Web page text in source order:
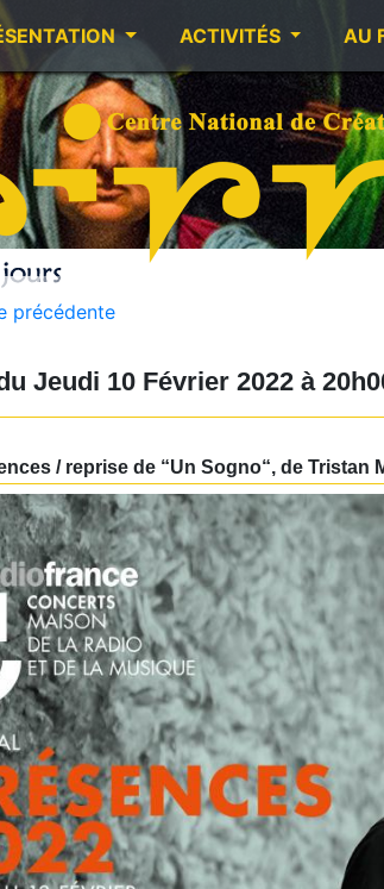
ACTIVITÉS AU
précédente
Jeudi 10 Février 2022 à
/ reprise de “Un Sogno“, de Tristan